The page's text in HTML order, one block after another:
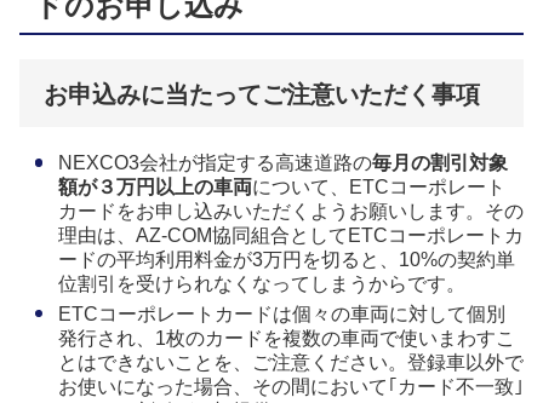
お申込みに当たってご注意いただく事項
NEXCO3会社が指定する高速道路の毎月の割引対象
額が３万円以上の車両について、ETCコーポレート
カードをお申し込みいただくようお願いします。その
理由は、AZ-COM協同組合としてETCコーポレートカ
ードの平均利用料金が3万円を切ると、10%の契約単
位割引を受けられなくなってしまうからです。
ETCコーポレートカードは個々の車両に対して個別
発行され、1枚のカードを複数の車両で使いまわすこ
とはできないことを、ご注意ください。登録車以外で
お使いになった場合、その間において｢カード不一致｣